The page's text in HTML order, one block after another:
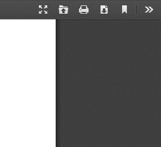
Presentation
Open Print Download
Current